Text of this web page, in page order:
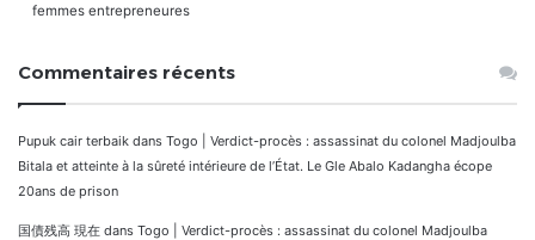
femmes entrepreneures
Commentaires récents
Pupuk cair terbaik dans Togo | Verdict-procès : assassinat du colonel Madjoulba
Bitala et atteinte à la sûreté intérieure de l’État. Le Gle Abalo Kadangha écope
20ans de prison
国債残高 現在 dans Togo | Verdict-procès : assassinat du colonel Madjoulba